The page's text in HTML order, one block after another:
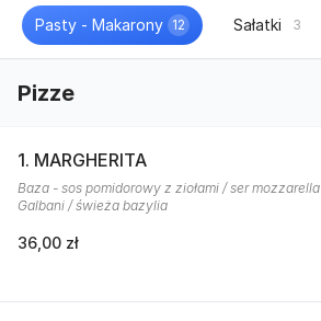
Pasty - Makarony 12 Sałatki 3
Pizze
1. MARGHERITA
Baza - sos pomidorowy z ziołami / ser mozzarella
Galbani / świeża bazylia
36,00 zł